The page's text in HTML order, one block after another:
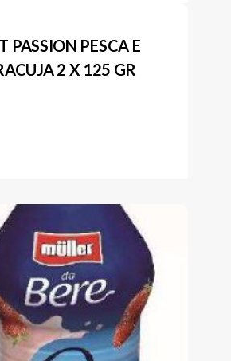
PASSION PESCA E
2 X 125 GR